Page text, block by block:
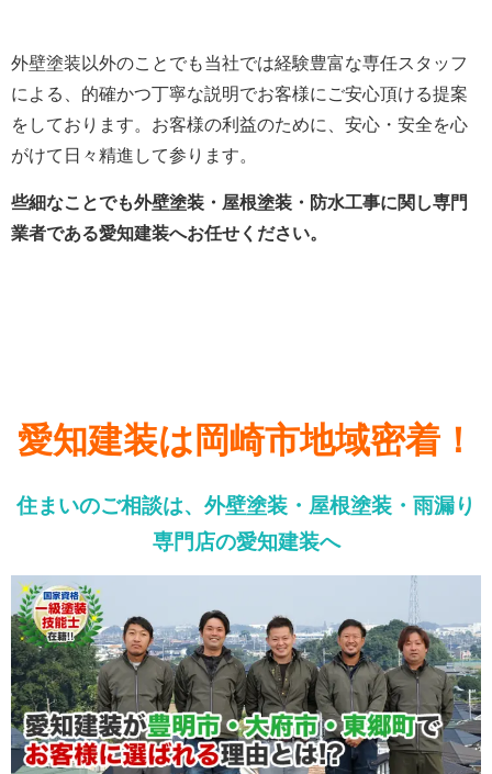
外壁塗装以外のことでも当社では経験豊富な専任スタッフ
による、的確かつ丁寧な説明でお客様にご安心頂ける提案
をしております。 お客様の利益のために、安心・安全を心
がけて日々精進して参ります。
些細なことでも外壁塗装・屋根塗装・防水工事に関し専門
業者である愛知建装へお任せください。
愛知建装は岡崎市地域密着！
住まいのご相談は、外壁塗装・屋根塗装・雨漏り
専門店の愛知建装へ